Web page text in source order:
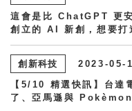
這會是比 ChatGPT 更
創立的 AI 新創，想要打
創新科技
2023-05-
【5/10 精選快訊】台達
了、亞馬遜與